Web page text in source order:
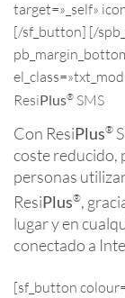
target=»_self»
[/sf_button] [/
ResiPlus® SMS
Con ResiPlus®
coste reducido,
personas
ResiPlus®,
lugar y en
conectado a
[sf_button